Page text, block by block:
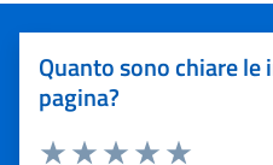
Quanto sono chiare
pagina?